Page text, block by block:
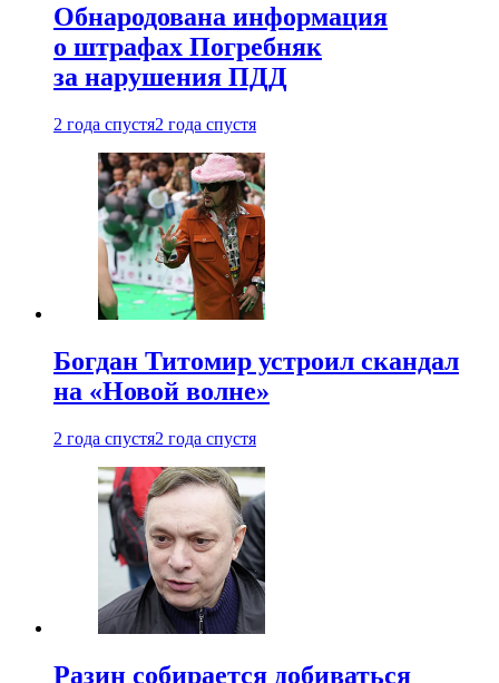
Обнародована информация
о штрафах Погребняк
за нарушения ПДД
2 года спустя2 года спустя
Богдан Титомир устроил скандал
на «Новой волне»
2 года спустя2 года спустя
Разин собирается добиваться